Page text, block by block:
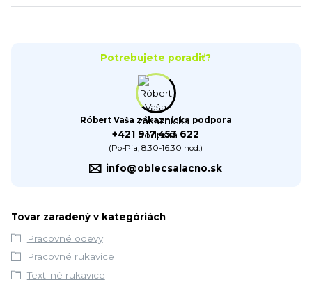
Potrebujete poradiť?
Róbert Vaša zákaznícka podpora
+421 917 453 622
(Po-Pia, 8:30-16:30 hod.)
info@oblecsalacno.sk
Tovar zaradený v kategóriách
Pracovné odevy
Pracovné rukavice
Textilné rukavice